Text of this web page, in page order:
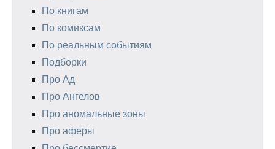
По книгам
По комиксам
По реальным событиям
Подборки
Про Ад
Про Ангелов
Про аномальные зоны
Про аферы